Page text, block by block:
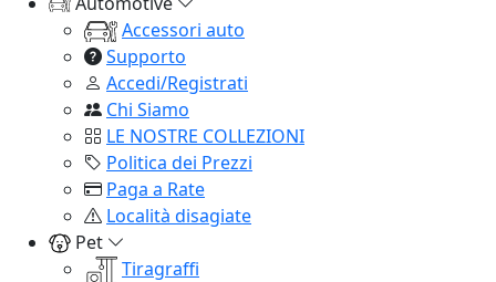
Accessori auto
Supporto
Accedi/Registrati
Chi Siamo
LE NOSTRE COLLEZIONI
Politica dei Prezzi
Paga a Rate
Località disagiate
Pet
Tiragraffi